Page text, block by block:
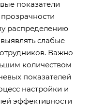
показатели
распределению
слабые
Важно
количеством
показателей
настройки и
эффективности